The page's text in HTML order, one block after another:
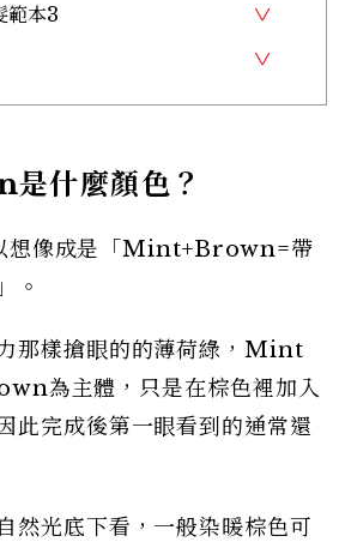
本3
什麼顏色？
像成是「Mint+Brown=帶
。
那樣搶眼的的薄荷綠，Mint
為主體，只是在棕色裡加入
此完成後第一眼看到的通常還
然光底下看，一般染暖棕色可